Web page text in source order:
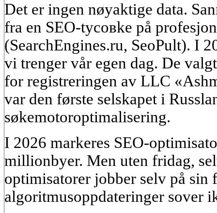
Det er ingen nøyaktige data.
fra en SEO-tусовke på
(SearchEngines.ru, SeoPult). I
vi trenger vår egen dag. De
for registreringen av LLC
var den første selskapet i
søkemotoroptimalisering.
I 2026 markeres SEO-
millionbyer. Men uten fridag,
optimisatorer jobber selv på
algoritmusoppdateringer sover